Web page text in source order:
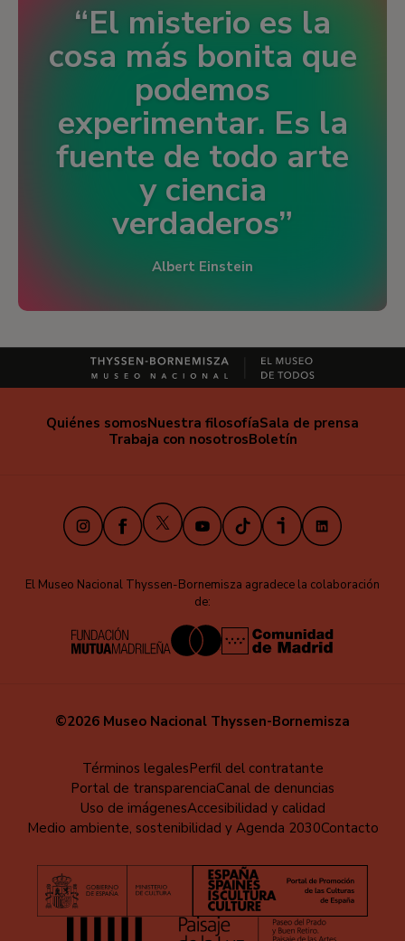
El misterio es la
cosa más bonita que
podemos
experimentar. Es la
fuente de todo arte
y ciencia
verdaderos
Albert Einstein
Quiénes somosNuestra filosofíaSala de prensa
Trabaja con nosotrosBoletín
Instagram
Facebook X
YoutubeTikTokiVooxLinkedIn
El Museo Nacional Thyssen-Bornemisza agradece la colaboración
de:
©2026 Museo Nacional Thyssen-Bornemisza
Pie
página
Términos legalesPerfil del contratante
Portal de transparenciaCanal de denuncias
Uso de imágenesAccesibilidad y calidad
Medio ambiente, sostenibilidad y Agenda 2030Contacto